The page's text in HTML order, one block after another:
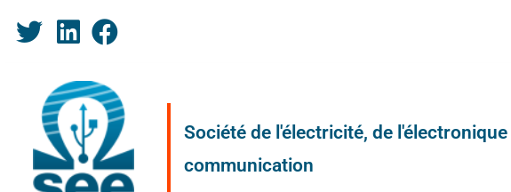
Société de l'électricité, de
communication